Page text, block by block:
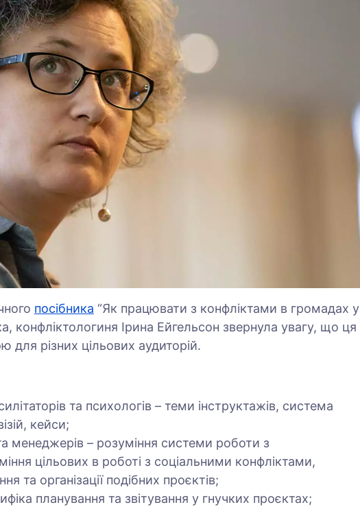
посібника “Як працювати з конфліктами в громадах у
конфліктологиня Ірина Ейгельсон звернула увагу, що ця
різних цільових аудиторій.
та психологів – теми інструктажів, система
кейси;
менеджерів – розуміння системи роботи з
цільових в роботі з соціальними конфліктами,
та організації подібних проєктів;
планування та звітування у гнучких проєктах;